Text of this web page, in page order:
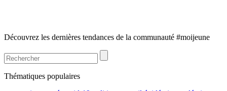
Découvrez les dernières tendances de la communauté #moijeune
Thématiques populaires